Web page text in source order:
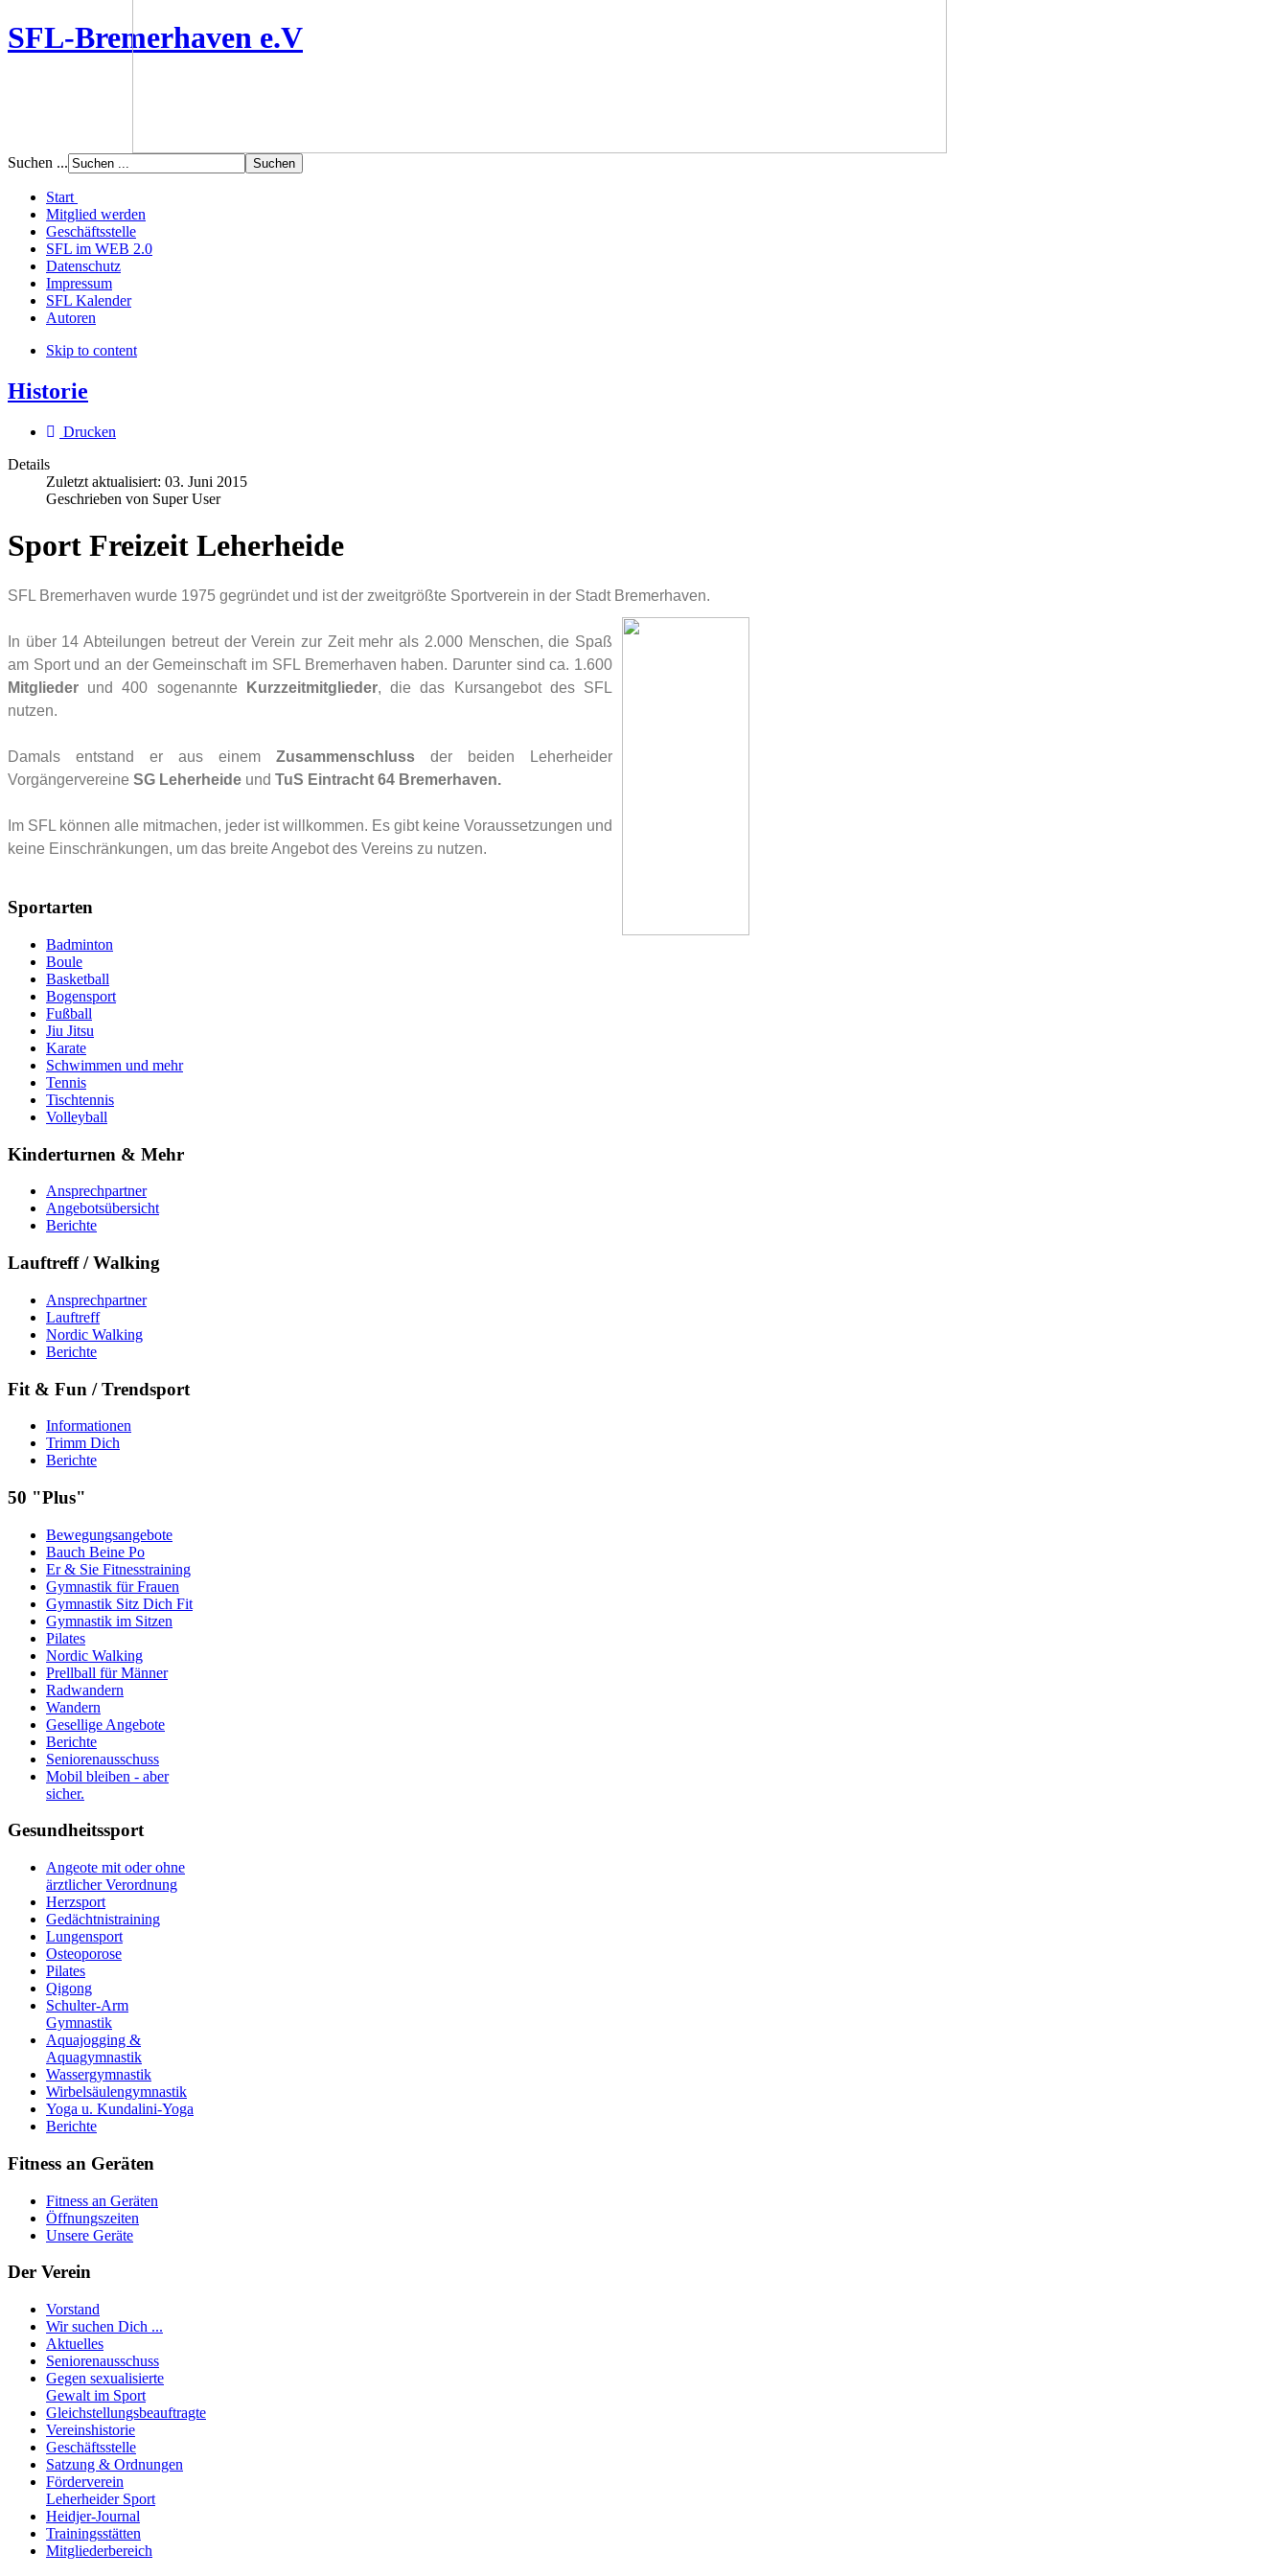
SFL-Bremerhaven e.V
Suchen ...
Start
Mitglied werden
Geschäftsstelle
SFL im WEB 2.0
Datenschutz
Impressum
SFL Kalender
Autoren
Skip to content
Historie
Drucken
Details
Zuletzt aktualisiert: 03. Juni 2015
Geschrieben von Super User
Sport Freizeit Leherheide
SFL Bremerhaven wurde 1975 gegründet und ist der zweitgrößte Sportverein in der Stadt Bremerhaven.
In über 14 Abteilungen betreut der Verein zur Zeit mehr als 2.000 Menschen, die Spaß
am Sport und an der Gemeinschaft im SFL Bremerhaven haben. Darunter sind ca. 1.600
Mitglieder und 400 sogenannte Kurzzeitmitglieder, die das Kursangebot des SFL
nutzen.
Damals entstand er aus einem Zusammenschluss der beiden Leherheider
Vorgängervereine SG Leherheide und TuS Eintracht 64 Bremerhaven.
Im SFL können alle mitmachen, jeder ist willkommen. Es gibt keine Voraussetzungen und
keine Einschränkungen, um das breite Angebot des Vereins zu nutzen.
Sportarten
Badminton
Boule
Basketball
Bogensport
Fußball
Jiu Jitsu
Karate
Schwimmen und mehr
Tennis
Tischtennis
Volleyball
Kinderturnen & Mehr
Ansprechpartner
Angebotsübersicht
Berichte
Lauftreff / Walking
Ansprechpartner
Lauftreff
Nordic Walking
Berichte
Fit & Fun / Trendsport
Informationen
Trimm Dich
Berichte
50 "Plus"
Bewegungsangebote
Bauch Beine Po
Er & Sie Fitnesstraining
Gymnastik für Frauen
Gymnastik Sitz Dich Fit
Gymnastik im Sitzen
Pilates
Nordic Walking
Prellball für Männer
Radwandern
Wandern
Gesellige Angebote
Berichte
Seniorenausschuss
Mobil bleiben - aber
sicher.
Gesundheitssport
Angeote mit oder ohne
ärztlicher Verordnung
Herzsport
Gedächtnistraining
Lungensport
Osteoporose
Pilates
Qigong
Schulter-Arm
Gymnastik
Aquajogging &
Aquagymnastik
Wassergymnastik
Wirbelsäulengymnastik
Yoga u. Kundalini-Yoga
Berichte
Fitness an Geräten
Fitness an Geräten
Öffnungszeiten
Unsere Geräte
Der Verein
Vorstand
Wir suchen Dich ...
Aktuelles
Seniorenausschuss
Gegen sexualisierte
Gewalt im Sport
Gleichstellungsbeauftragte
Vereinshistorie
Geschäftsstelle
Satzung & Ordnungen
Förderverein
Leherheider Sport
Heidjer-Journal
Trainingsstätten
Mitgliederbereich